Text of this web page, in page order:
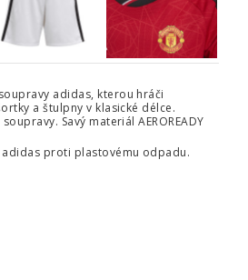
adidas, kterou hráči
a štulpny v klasické délce.
Savý materiál AEROREADY
proti plastovému odpadu.